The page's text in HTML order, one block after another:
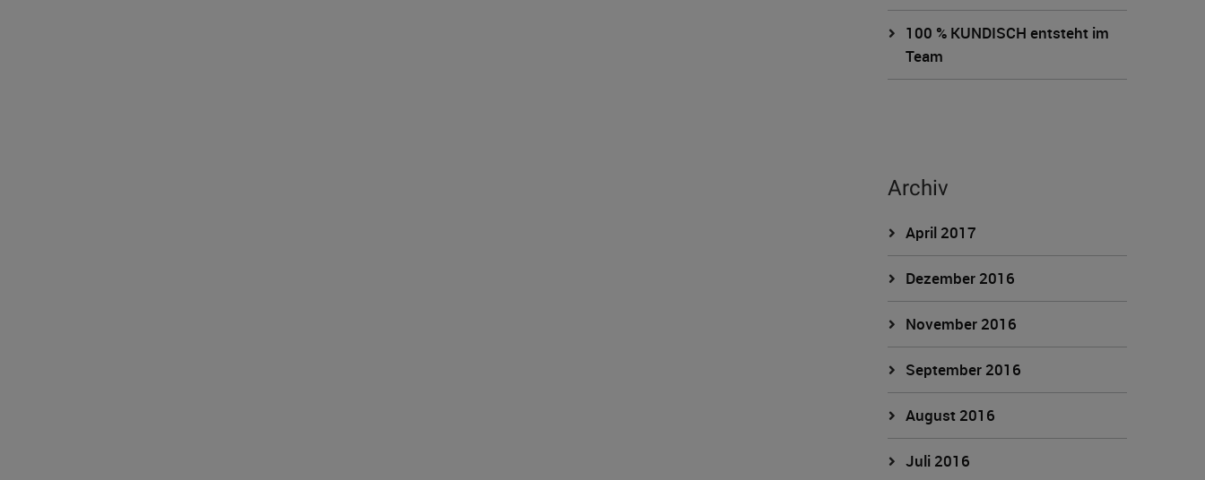
100 % KUNDISCH entsteht im
Team
Archiv
April 2017
Dezember 2016
November 2016
September 2016
August 2016
Juli 2016